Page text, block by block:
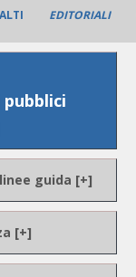
EDITORIALI
guida [+]
[+]